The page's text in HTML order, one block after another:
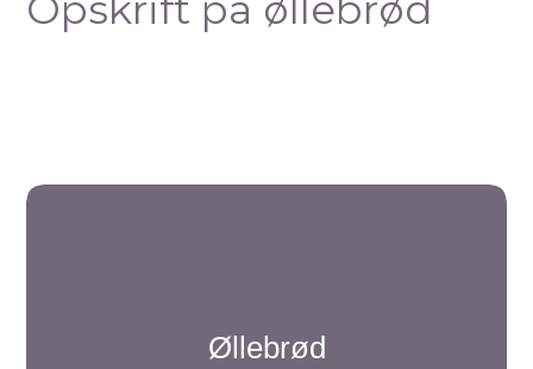
Øllebrød